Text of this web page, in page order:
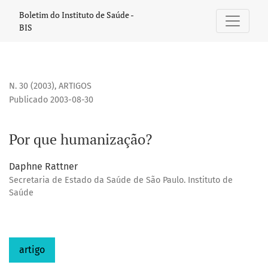
Boletim do Instituto de Saúde -
BIS
N. 30 (2003), ARTIGOS
Por que humanização?
Publicado 2003-08-30
Daphne Rattner
Secretaria de Estado da Saúde de São Paulo. Instituto de
Saúde
artigo